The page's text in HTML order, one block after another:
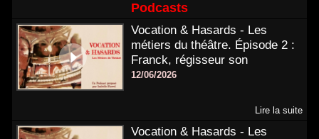
Podcasts
Vocation & Hasards - Les
métiers du théâtre. Épisode 2 :
Franck, régisseur son
12/06/2026
Lire la suite
Vocation & Hasards - Les